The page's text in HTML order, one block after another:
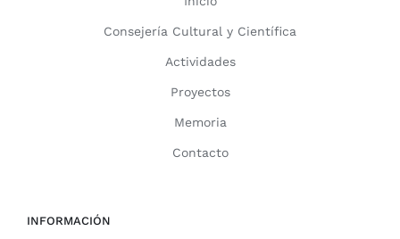
Consejería Cultural y Científica
Actividades
Proyectos
Memoria
Contacto
INFORMACIÓN